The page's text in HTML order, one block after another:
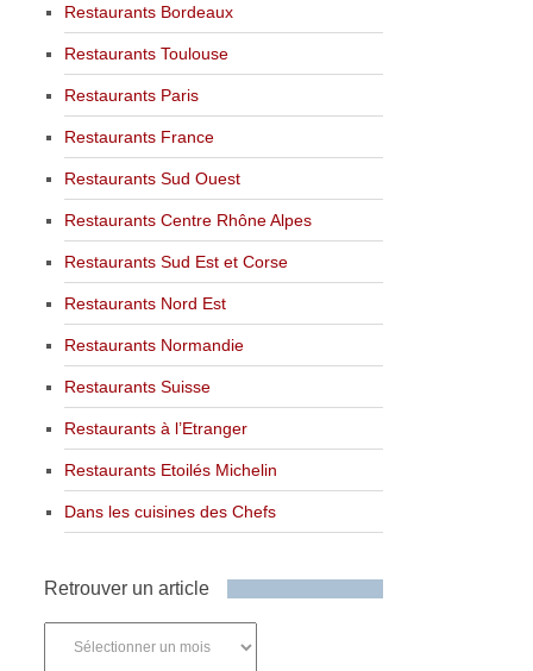
Restaurants Bordeaux
Restaurants Toulouse
Restaurants Paris
Restaurants France
Restaurants Sud Ouest
Restaurants Centre Rhône Alpes
Restaurants Sud Est et Corse
Restaurants Nord Est
Restaurants Normandie
Restaurants Suisse
Restaurants à l’Etranger
Restaurants Etoilés Michelin
Dans les cuisines des Chefs
Retrouver un article